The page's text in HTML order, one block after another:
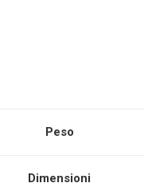
Peso
Dimensioni